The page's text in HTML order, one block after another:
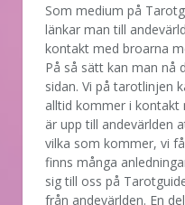
Som medium på
länkar man till
kontakt med broarna
På så sätt kan man nå
sidan. Vi på tarotlinjen
alltid kommer i kontakt
är upp till andevärlden
vilka som kommer, vi
finns många
sig till oss på
från andevärlden. En